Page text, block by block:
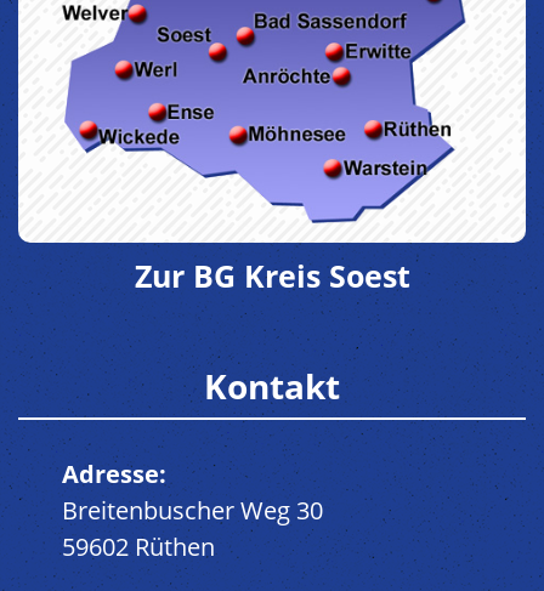
Zur BG Kreis Soest
Kontakt
Adresse:
Breitenbuscher Weg 30
59602 Rüthen